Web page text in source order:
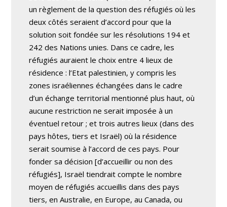
un règlement de la question des réfugiés où les
deux côtés seraient d’accord pour que la
solution soit fondée sur les résolutions 194 et
242 des Nations unies. Dans ce cadre, les
réfugiés auraient le choix entre 4 lieux de
résidence : l’Etat palestinien, y compris les
zones israéliennes échangées dans le cadre
d’un échange territorial mentionné plus haut, où
aucune restriction ne serait imposée à un
éventuel retour ; et trois autres lieux (dans des
pays hôtes, tiers et Israël) où la résidence
serait soumise à l’accord de ces pays. Pour
fonder sa décision [d’accueillir ou non des
réfugiés], Israël tiendrait compte le nombre
moyen de réfugiés accueillis dans des pays
tiers, en Australie, en Europe, au Canada, ou